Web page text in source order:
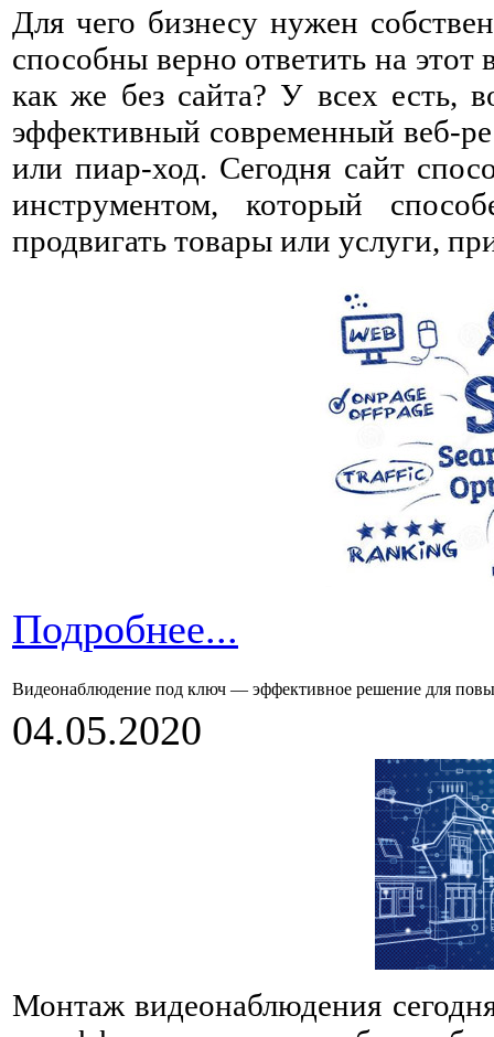
Для чего бизнесу нужен
способны верно ответить на
как же без сайта? У всех есть,
эффективный современный веб-
или пиар-ход. Сегодня сайт
инструментом, который
продвигать товары или услуги,
Подробнее...
Видеонаблюдение под ключ — эффективное решение для
04.05.2020
Монтаж видеонаблюдения